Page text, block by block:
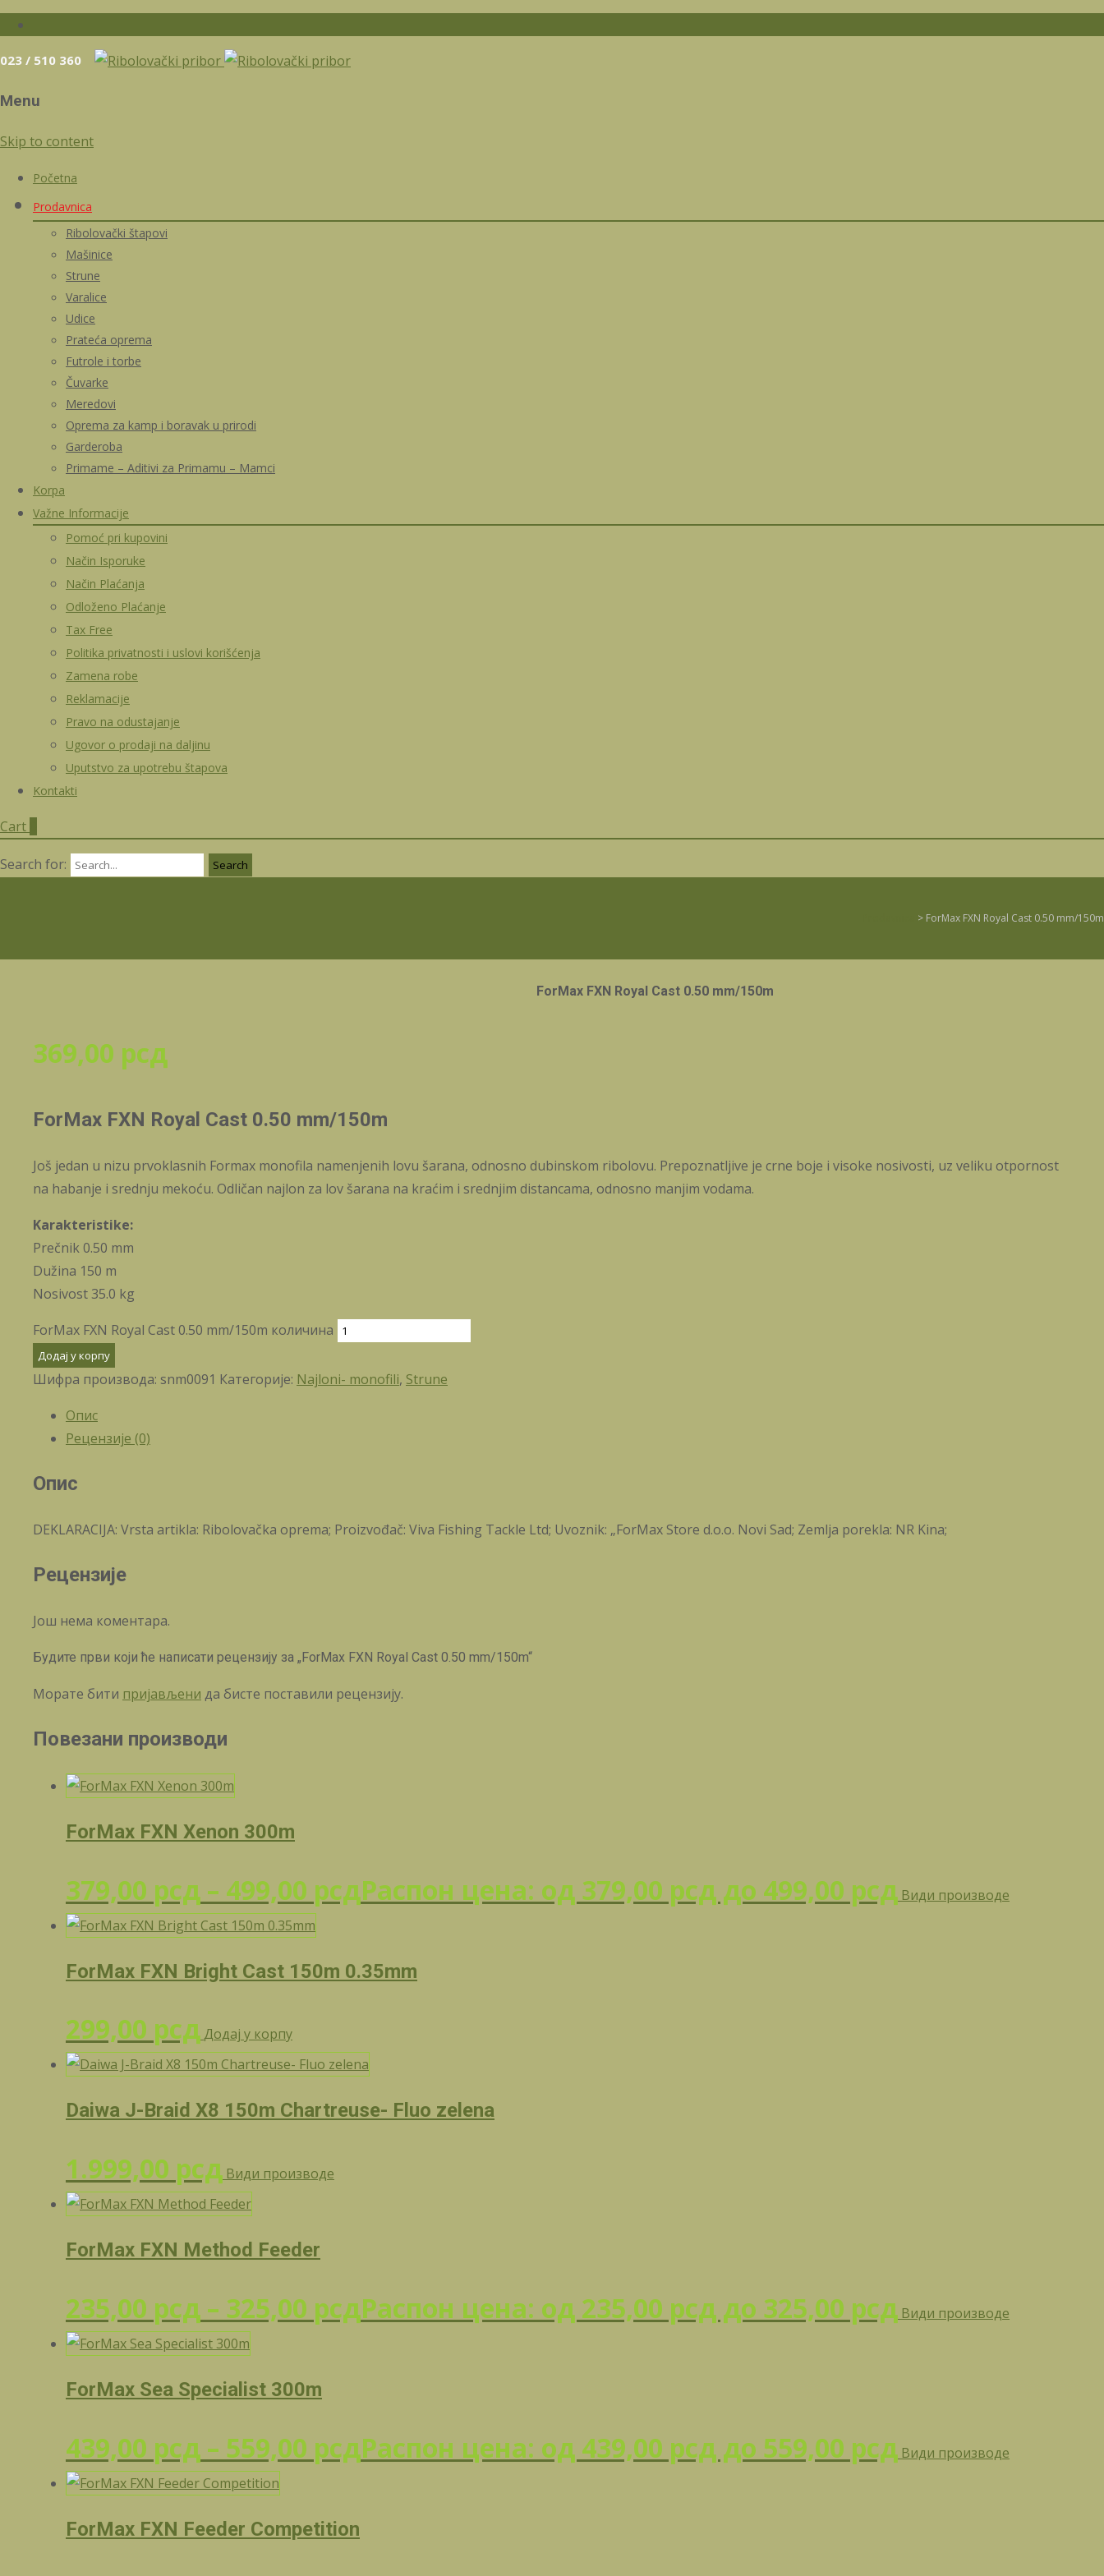
023 / 510 360
Menu
Skip to content
Početna
Prodavnica
Ribolovački štapovi
Mašinice
Strune
Varalice
Udice
Prateća oprema
Futrole i torbe
Čuvarke
Meredovi
Oprema za kamp i boravak u prirodi
Garderoba
Primame – Aditivi za Primamu – Mamci
Korpa
Važne Informacije
Pomoć pri kupovini
Način Isporuke
Način Plaćanja
Odloženo Plaćanje
Tax Free
Politika privatnosti i uslovi korišćenja
Zamena robe
Reklamacije
Pravo na odustajanje
Ugovor o prodaji na daljinu
Uputstvo za upotrebu štapova
Kontakti
Cart
Search for:
> ForMax FXN Royal Cast 0.50 mm/150m
ForMax FXN Royal Cast 0.50 mm/150m
369,00 рсд
ForMax FXN Royal Cast 0.50 mm/150m
Još jedan u nizu prvoklasnih Formax monofila namenjenih lovu šarana, odnosno dubinskom ribolovu. Prepoznatljive je crne boje i visoke nosivosti, uz veliku otpornost
na habanje i srednju mekoću. Odličan najlon za lov šarana na kraćim i srednjim distancama, odnosno manjim vodama.
Karakteristike:
Prečnik 0.50 mm
Dužina 150 m
Nosivost 35.0 kg
ForMax FXN Royal Cast 0.50 mm/150m количина
Додај у корпу
Шифра производа: snm0091 Категорије: Najloni- monofili, Strune
Опис
Рецензије (0)
Опис
DEKLARACIJA: Vrsta artikla: Ribolovačka oprema; Proizvođač: Viva Fishing Tackle Ltd; Uvoznik: „ForMax Store d.o.o. Novi Sad; Zemlja porekla: NR Kina;
Рецензије
Још нема коментара.
Будите први који ће написати рецензију за „ForMax FXN Royal Cast 0.50 mm/150m“
Морате бити пријављени да бисте поставили рецензију.
Повезани производи
ForMax FXN Xenon 300m
379,00 рсд – 499,00 рсдРаспон цена: од 379,00 рсд до 499,00 рсд Види производе
ForMax FXN Bright Cast 150m 0.35mm
299,00 рсд Додај у корпу
Daiwa J-Braid X8 150m Chartreuse- Fluo zelena
1.999,00 рсд Види производе
ForMax FXN Method Feeder
235,00 рсд – 325,00 рсдРаспон цена: од 235,00 рсд до 325,00 рсд Види производе
ForMax Sea Specialist 300m
439,00 рсд – 559,00 рсдРаспон цена: од 439,00 рсд до 559,00 рсд Види производе
ForMax FXN Feeder Competition